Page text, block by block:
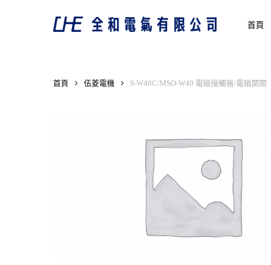
Hit enter to search or ESC to close
首頁
首頁 伍菱電機 S-W40C/MSO-W40 電磁接觸器/電磁開關